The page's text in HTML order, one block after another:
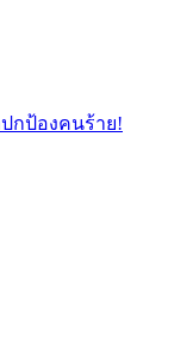
กป้องคนร้าย!